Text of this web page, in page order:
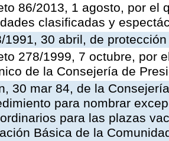
86/2013, 1 agosto, por el
clasificadas y
1991, 30 abril, de
278/1999, 7 octubre, por
de la Consejería de
30 mar 84, de la
para nombrar
para las plazas
Básica de la